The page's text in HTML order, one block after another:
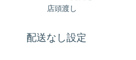
店頭渡し
配送なし設定